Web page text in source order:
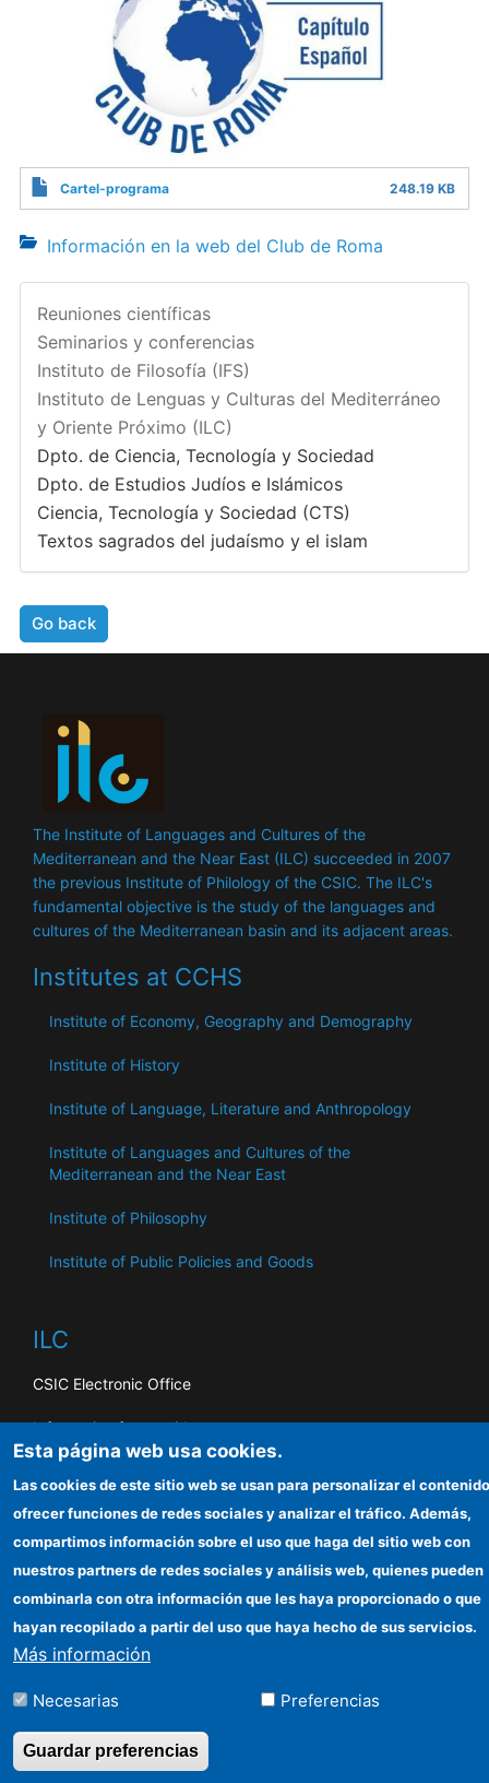
Cartel-programa 248.19 KB
Información en la web del Club de Roma
Reuniones científicas
Seminarios y conferencias
Instituto de Filosofía (IFS)
Instituto de Lenguas y Culturas del Mediterráneo
y Oriente Próximo (ILC)
Dpto. de Ciencia, Tecnología y Sociedad
Dpto. de Estudios Judíos e Islámicos
Ciencia, Tecnología y Sociedad (CTS)
Textos sagrados del judaísmo y el islam
Go back
The Institute of Languages ​​and Cultures of the
Mediterranean and the Near East (ILC) succeeded in 2007
the previous Institute of Philology of the CSIC. The ILC's
fundamental objective is the study of the languages ​​and
cultures of the Mediterranean basin and its adjacent areas.
Institutes at CCHS
Institute of Economy, Geography and Demography
Institute of History
Institute of Language, Literature and Anthropology
Institute of Languages ​​and Cultures of the
Mediterranean and the Near East
Institute of Philosophy
Institute of Public Policies and Goods
ILC
CSIC Electronic Office
Information for providers
©Copyright 2026 Todos los derechos
reservados
Esta página web usa cookies.
Las cookies de este sitio web se usan para personalizar el
ofrecer funciones de redes sociales y analizar el tráfico. Además,
compartimos información sobre el uso que haga del sitio web con
nuestros partners de redes sociales y análisis web, quienes pueden
combinarla con otra información que les haya proporcionado o que
hayan recopilado a partir del uso que haya hecho de sus servicios.
Más información
Necesarias Preferencias
Guardar preferencias